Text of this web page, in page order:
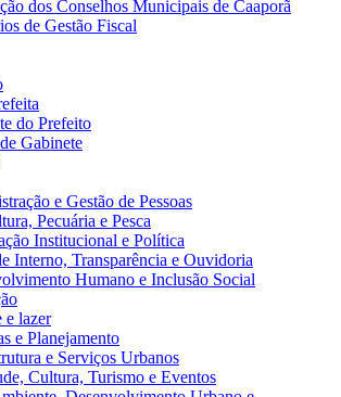
dos Conselhos Municipais de Caaporã
de Gestão Fiscal
do Prefeito
Gabinete
e Gestão de Pessoas
Pecuária e Pesca
Institucional e Política
Interno, Transparência e Ouvidoria
Humano e Inclusão Social
e lazer
e Planejamento
e Serviços Urbanos
Cultura, Turismo e Eventos